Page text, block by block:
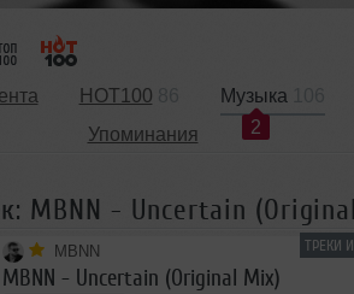
HOT100
Музыка
2
Упоминания
MBNN - Uncertain
ТРЕКИ
MBNN
MBNN - Uncertain (Original Mix)